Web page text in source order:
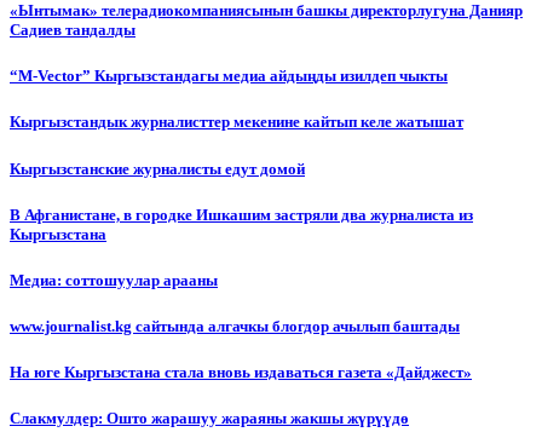
«Ынтымак» телерадиокомпаниясынын башкы директорлугуна Данияр
Садиев тандалды
“М-Vector” Кыргызстандагы медиа айдыңды изилдеп чыкты
Кыргызстандык журналисттер мекенине кайтып келе жатышат
Кыргызстанские журналисты едут домой
В Афганистане, в городке Ишкашим застряли два журналиста из
Кыргызстана
Медиа: соттошуулар арааны
www.journalist.kg сайтында алгачкы блогдор ачылып баштады
На юге Кыргызстана стала вновь издаваться газета «Дайджест»
Слакмулдер: Ошто жарашуу жараяны жакшы жүрүүдө